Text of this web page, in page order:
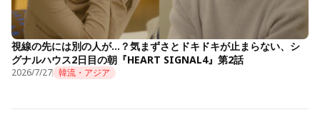
視線の先には別の人が…？気まずさとドキドキが止まらない、シ
グナルハウス2日目の朝『HEART SIGNAL4』第2話
2026/7/27 韓流・アジア